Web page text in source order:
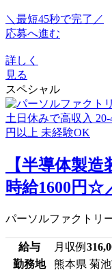
＼最短45秒で完了／
応募へ進む
詳しく
見る
スペシャル
【半導体製
時給1600円☆
パーソルファクトリ
給与 月収例
勤務地
熊本県 菊